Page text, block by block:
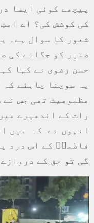
پیچھے کوئی ایسا
کی کوشش کی؟ اے
شعور کا سوال ہے۔
ضمیر کو جگانے کی
حسن رضوی نے کہا
یہ سوچنا چاہئے
مظلومیت تھی جس
رات کے اندھیرے
انہوں نے کہ میں
فاطمہؑ کے اس درد
گی تو حق کے